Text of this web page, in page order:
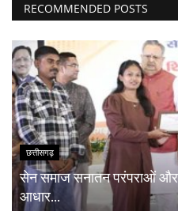
RECOMMENDED POSTS
छत्तीसगढ़
सेन समाज सनातन परंपराओं
आधार...